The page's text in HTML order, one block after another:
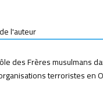
l'auteur
des Frères musulmans
terroristes en